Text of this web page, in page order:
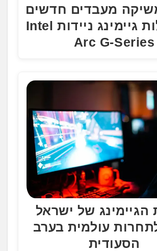
מעבדים חדשים
לקונסולות גיימינג ניידות Intel
Arc G-Series
הגיימינג של ישראל
עולמית בערב
הסעודית